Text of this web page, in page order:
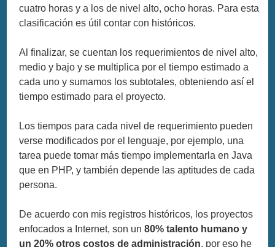
cuatro horas y a los de nivel alto, ocho horas. Para esta
clasificación es útil contar con históricos.
Al finalizar, se cuentan los requerimientos de nivel alto,
medio y bajo y se multiplica por el tiempo estimado a
cada uno y sumamos los subtotales, obteniendo así el
tiempo estimado para el proyecto.
Los tiempos para cada nivel de requerimiento pueden
verse modificados por el lenguaje, por ejemplo, una
tarea puede tomar más tiempo implementarla en Java
que en PHP, y también depende las aptitudes de cada
persona.
De acuerdo con mis registros históricos, los proyectos
enfocados a Internet, son un80% talento humano y
un 20% otros costos de administración, por eso he